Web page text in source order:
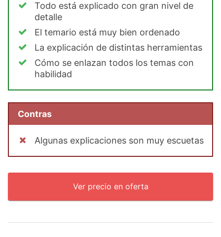
Todo está explicado con gran nivel de
detalle
El temario está muy bien ordenado
La explicación de distintas herramientas
Cómo se enlazan todos los temas con
habilidad
Contras
Algunas explicaciones son muy escuetas
Ver precio en oferta